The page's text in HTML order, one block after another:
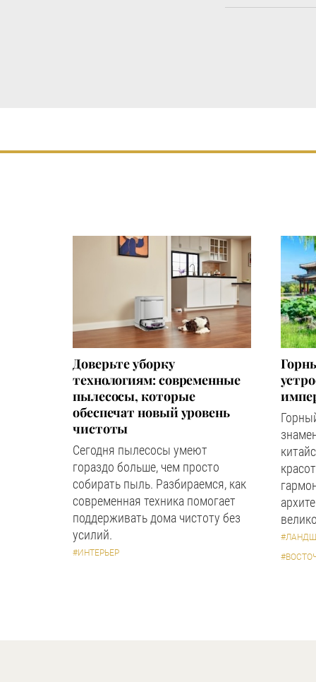
Доверьте уборку
технологиям: современные
пылесосы, которые
обеспечат новый уровень
чистоты
Сегодня пылесосы умеют
гораздо больше, чем просто
собирать пыль. Разбираемся, как
современная техника помогает
поддерживать дома чистоту без
усилий.
#ИНТЕРЬЕР